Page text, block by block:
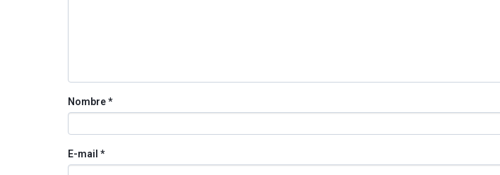
Nombre*
E-mail *